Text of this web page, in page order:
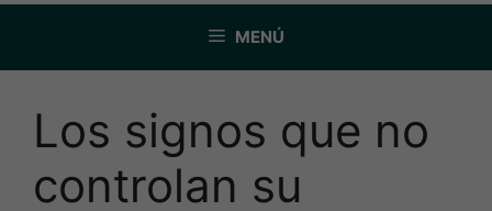
MENÚ
Los signos que no
controlan su